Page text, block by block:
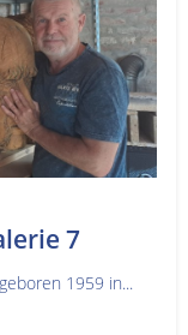
7
1959 in...